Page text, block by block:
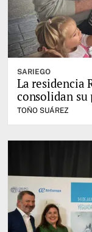
SARIEGO
La residencia
consolidan
TOÑO SUÁREZ